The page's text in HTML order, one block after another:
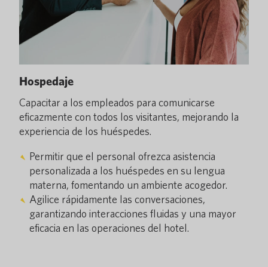
Hospedaje
Capacitar a los empleados para comunicarse
eficazmente con todos los visitantes, mejorando la
experiencia de los huéspedes.
Permitir que el personal ofrezca asistencia
personalizada a los huéspedes en su lengua
materna, fomentando un ambiente acogedor.
Agilice rápidamente las conversaciones,
garantizando interacciones fluidas y una mayor
eficacia en las operaciones del hotel.